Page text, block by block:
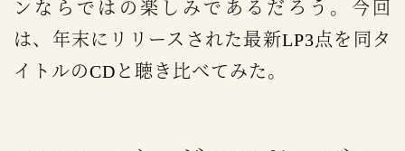
ンならではの楽しみであるだろう。今回
は、年末にリリースされた最新LP3点を同タ
イトルのCDと聴き比べてみた。